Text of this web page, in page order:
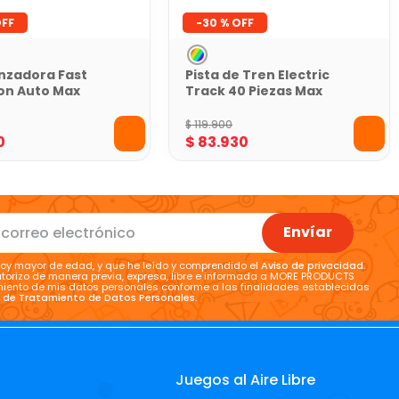
Fast
Auto Max
-30 %
Pista de Tren Electric
Track 40 Piezas Max
$119.900
$ 83.930
Envíar
mayor de edad, y que he leído y comprendido elAviso de privacidad.
de manera previa, expresa, libre e informada a MORE PRODUCTS
de mis datos personales conforme a las finalidades establecidas
Tratamiento de Datos Personales.
Juegos al Aire Libre